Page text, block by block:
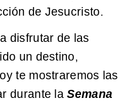
de Jesucristo.
disfrutar de las
un destino,
te mostraremos las
durante laSemana